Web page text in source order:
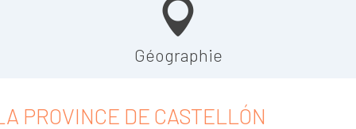
Géographie
PROVINCE DE CASTELLÓN